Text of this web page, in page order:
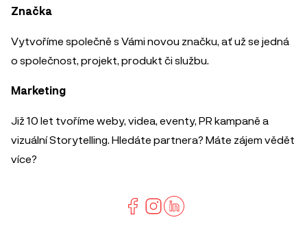
Značka
Vytvoříme společně s Vámi novou značku, ať už se jedná
o společnost, projekt, produkt či službu.
Marketing
Již 10 let tvoříme weby, videa, eventy, PR kampaně a
vizuální Storytelling. Hledáte partnera? Máte zájem vědět
více?